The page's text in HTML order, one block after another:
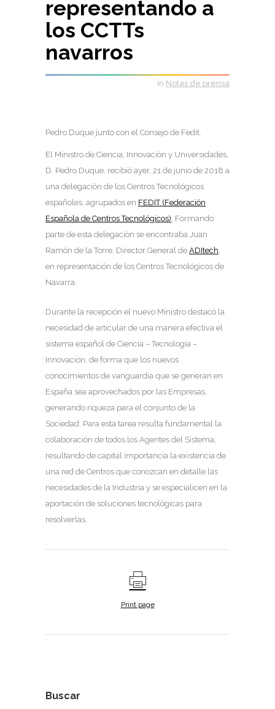
representando a
los CCTTs
navarros
in Notas de prensa
Pedro Duque junto con el Consejo de Fedit.
El Ministro de Ciencia, Innovación y Universidades,
D. Pedro Duque, recibió ayer, 21 de junio de 2018 a
una delegación de los Centros Tecnológicos
españoles, agrupados en FEDIT (Federación
Española de Centros Tecnológicos). Formando
parte de esta delegación se encontraba Juan
Ramón de la Torre, Director General de ADItech,
en representación de los Centros Tecnológicos de
Navarra.
Durante la recepción el nuevo Ministro destacó la
necesidad de articular de una manera efectiva el
sistema español de Ciencia – Tecnología –
Innovación, de forma que los nuevos
conocimientos de vanguardia que se generan en
España sea aprovechados por las Empresas,
generando riqueza para el conjunto de la
Sociedad. Para esta tarea resulta fundamental la
colaboración de todos los Agentes del Sistema,
resultando de capital importancia la existencia de
una red de Centros que conozcan en detalle las
necesidades de la Industria y se especialicen en la
aportación de soluciones tecnológicas para
resolverlas.
Print page
Buscar